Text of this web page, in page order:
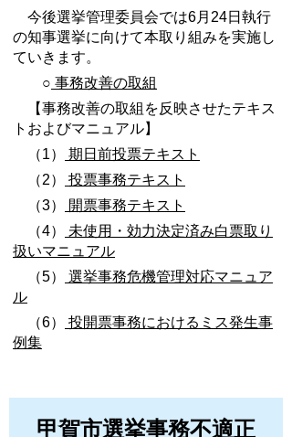
今後選挙管理委員会では6月24日執行
の知事選挙に向けて本取り組みを実施し
ていきます。
○ 事務改善の取組
【事務改善の取組を反映させたテキス
トおよびマニュアル】
（1）
期日前投票テキスト
（2）
投票事務テキスト
（3）
開票事務テキスト
（4）
未使用・効力決定済み白票取り
扱いマニュアル
（5）
選挙事務危機管理対応マニュア
ル
（6）
投開票事務におけるミス発生事
例集
甲賀市選挙事務不適正